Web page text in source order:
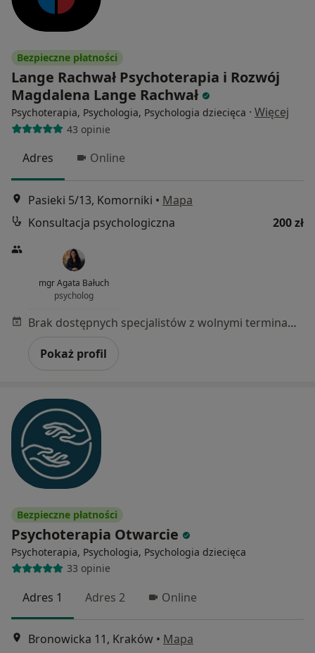
Bezpieczne płatności
Lange Rachwał Psychoterapia i Rozwój
Magdalena Lange Rachwał
Psychoterapia, Psychologia, Psychologia dziecięca · Więcej
43 opinie
Adres Online
Pasieki 5/13, Komorniki • Mapa
Konsultacja psychologiczna
200 zł
mgr Agata Bałuch
psycholog
Brak dostępnych specjalistów z wolnymi terminami w tym centrum medycznym.
Pokaż profil
Bezpieczne płatności
Psychoterapia Otwarcie
Psychoterapia, Psychologia, Psychologia dziecięca
33 opinie
Adres 1 Adres 2 Online
Bronowicka 11, Kraków • Mapa